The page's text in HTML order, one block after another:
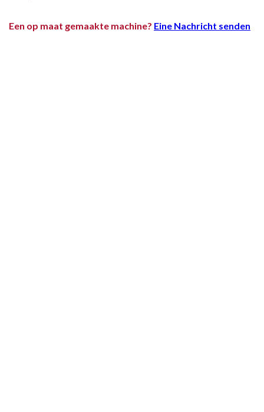
Een op maat gemaakte machine? Eine Nachricht senden